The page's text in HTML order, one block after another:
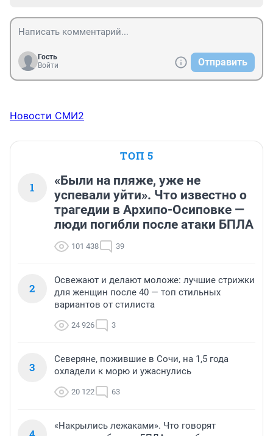
Гость
Войти
Отправить
Новости СМИ2
ТОП 5
1
«Были на пляже, уже не
успевали уйти». Что известно о
трагедии в Архипо-Осиповке —
люди погибли после атаки БПЛА
101 438 39
2
Освежают и делают моложе: лучшие стрижки
для женщин после 40 — топ стильных
вариантов от стилиста
24 926 3
3
Северяне, пожившие в Сочи, на 1,5 года
охладели к морю и ужаснулись
20 122 63
«Накрылись лежаками». Что говорят